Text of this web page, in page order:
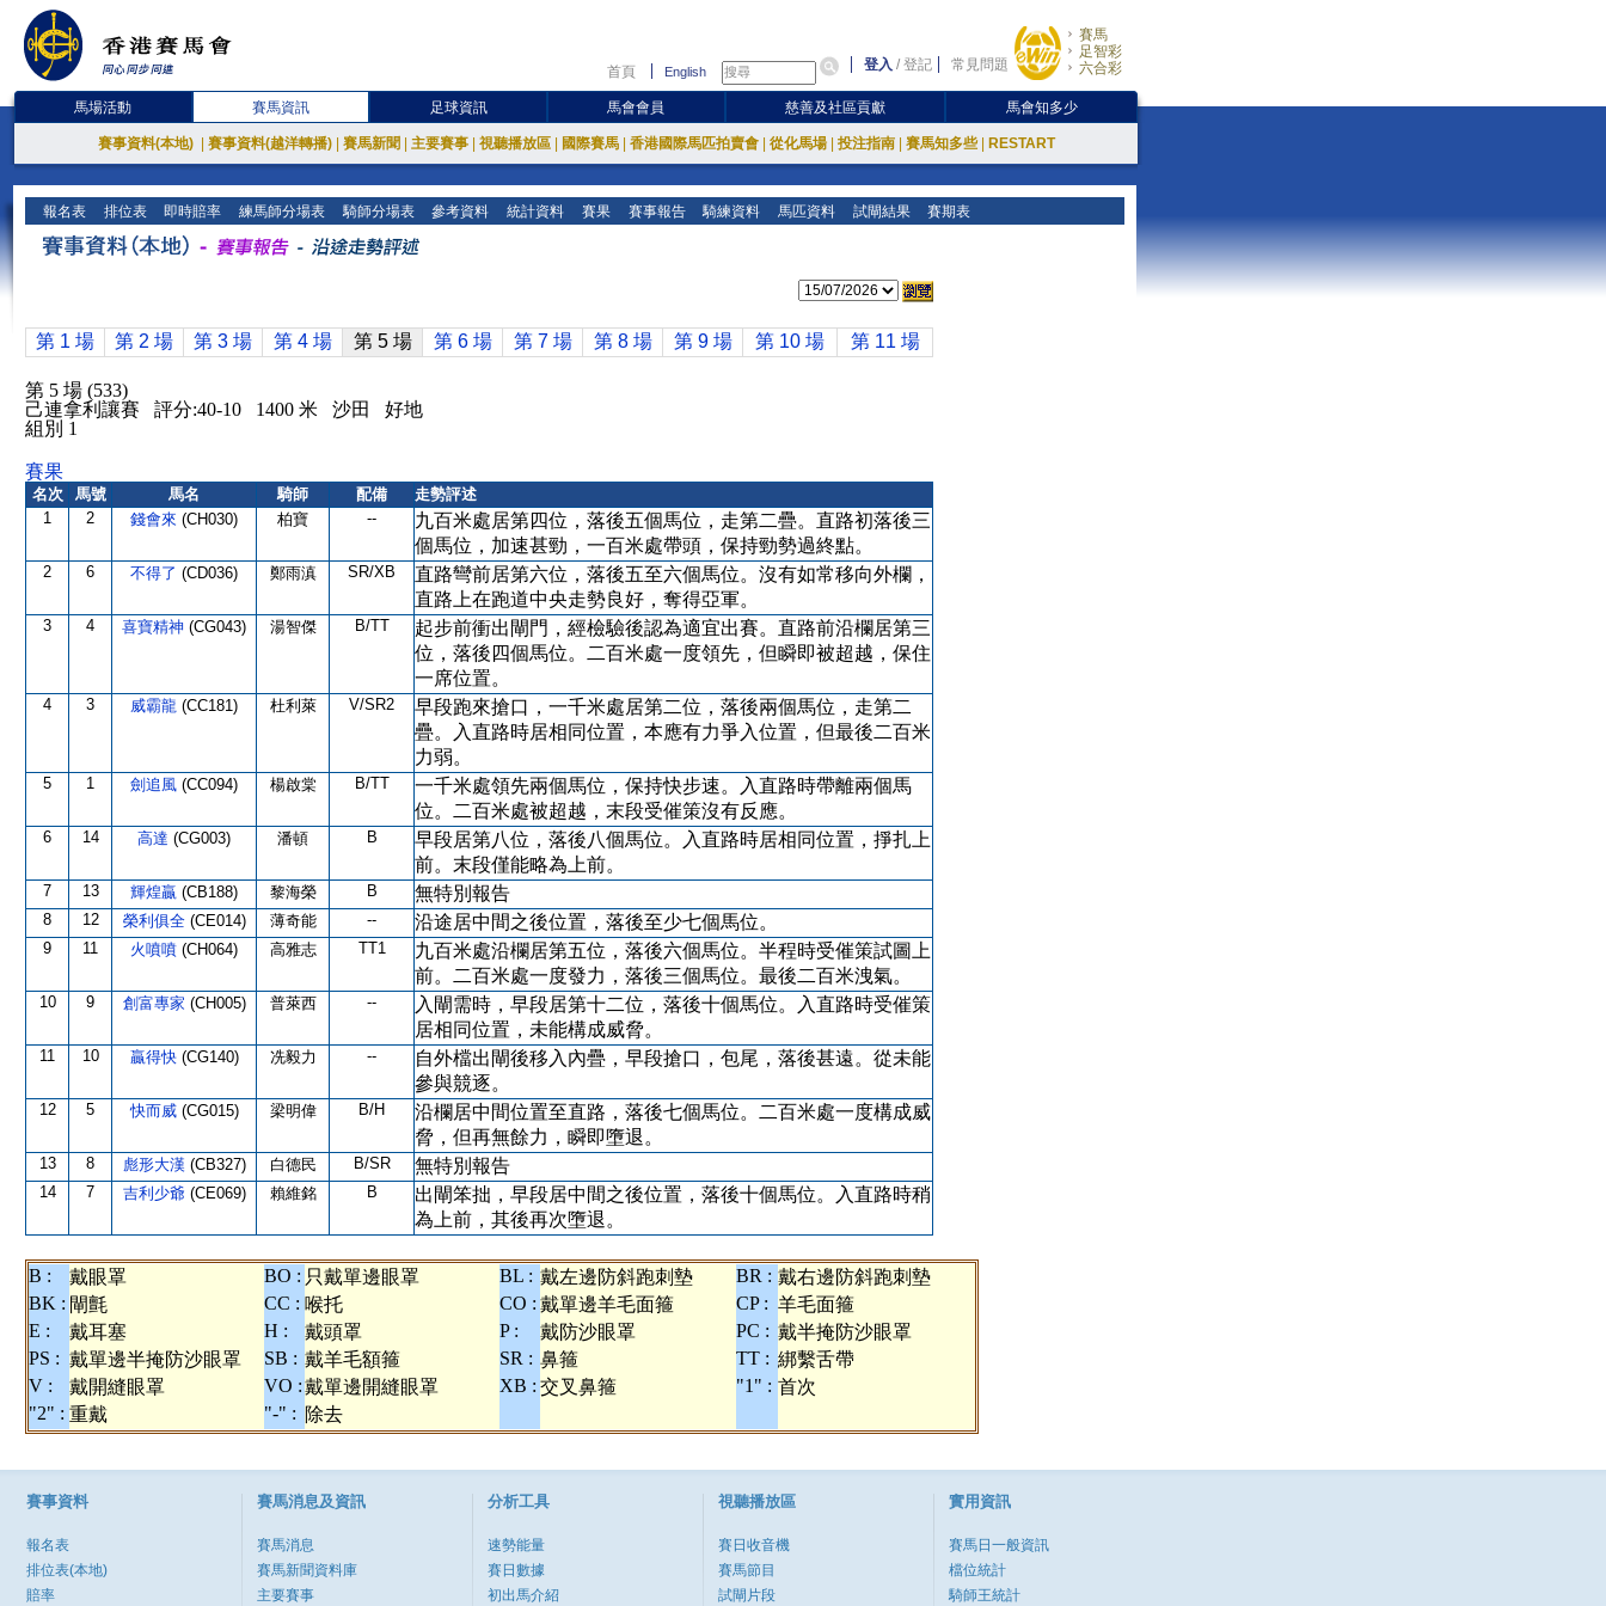
首頁 English 登入 /登記 常見問題
賽馬
足智彩
六合彩
馬場活動 賽馬資訊 足球資訊 馬會會員 慈善及社區貢獻 馬會知多少
賽事資料(本地) 賽事資料(越洋轉播) 賽馬新聞 主要賽事 視聽播放區 國際賽馬 香港國際馬匹拍賣會 從化馬場 投注指南 賽馬知多些 RESTART
報名表 排位表 即時賠率 練馬師分場表 騎師分場表 參考資料 統計資料 賽果 賽事報告 騎練資料 馬匹資料 試閘結果 賽期表
第 1 場 第 2 場 第 3 場 第 4 場 第 5 場 第 6 場 第 7 場 第 8 場 第 9 場 第 10 場 第 11 場
第 5 場 (533)
己連拿利讓賽 評分:40-10 1400 米 沙田 好地
組別 1
賽果
名次 馬號 馬名 騎師 配備
走勢評述
1
2 錢會來 (CH030) 柏寶 --
九百米處居第四位，落後五個馬位，走第二疊。直路初落後三
個馬位，加速甚勁，一百米處帶頭，保持勁勢過終點。
2 6 不得了 (CD036) 鄭雨滇 SR/XB
直路彎前居第六位，落後五至六個馬位。沒有如常移向外欄，
直路上在跑道中央走勢良好，奪得亞軍。
3 4 喜寶精神 (CG043) 湯智傑 B/TT
起步前衝出閘門，經檢驗後認為適宜出賽。直路前沿欄居第三
位，落後四個馬位。二百米處一度領先，但瞬即被超越，保住
一席位置。
4 3 威霸龍 (CC181) 杜利萊 V/SR2
早段跑來搶口，一千米處居第二位，落後兩個馬位，走第二
疊。入直路時居相同位置，本應有力爭入位置，但最後二百米
力弱。
5 1 劍追風 (CC094) 楊啟棠 B/TT
一千米處領先兩個馬位，保持快步速。入直路時帶離兩個馬
位。二百米處被超越，末段受催策沒有反應。
6 14 高達 (CG003) 潘頓 B
早段居第八位，落後八個馬位。入直路時居相同位置，掙扎上
前。末段僅能略為上前。
7 13 輝煌贏 (CB188) 黎海榮 B 無特別報告
8 12 榮利俱全 (CE014) 薄奇能 -- 沿途居中間之後位置，落後至少七個馬位。
9 11 火噴噴 (CH064) 高雅志 TT1
九百米處沿欄居第五位，落後六個馬位。半程時受催策試圖上
前。二百米處一度發力，落後三個馬位。最後二百米洩氣。
10 9 創富專家 (CH005) 普萊西 --
入閘需時，早段居第十二位，落後十個馬位。入直路時受催策
居相同位置，未能構成威脅。
11 10 贏得快 (CG140) 冼毅力 --
自外檔出閘後移入內疊，早段搶口，包尾，落後甚遠。從未能
參與競逐。
12 5 快而威 (CG015) 梁明偉 B/H
沿欄居中間位置至直路，落後七個馬位。二百米處一度構成威
脅，但再無餘力，瞬即墮退。
13 8 彪形大漢 (CB327) 白德民 B/SR 無特別報告
14 7 吉利少爺 (CE069) 賴維銘 B
出閘笨拙，早段居中間之後位置，落後十個馬位。入直路時稍
為上前，其後再次墮退。
B : 戴眼罩 BO : 只戴單邊眼罩 BL : 戴左邊防斜跑刺墊 BR : 戴右邊防斜跑刺墊
BK : 閘氈 CC : 喉托 CO : 戴單邊羊毛面箍 CP : 羊毛面箍
E :
戴耳塞 H : 戴頭罩 P : 戴防沙眼罩 PC : 戴半掩防沙眼罩
PS : 戴單邊半掩防沙眼罩 SB : 戴羊毛額箍 SR : 鼻箍 TT : 綁繫舌帶
V :
戴開縫眼罩 VO :戴單邊開縫眼罩 XB : 交叉鼻箍 "1" : 首次
"2" : 重戴 "-" : 除去
賽事資料
報名表
排位表(本地)
賠率
賽馬消息及資訊
賽馬消息
賽馬新聞資料庫
主要賽事
分析工具
速勢能量
賽日數據
初出馬介紹
視聽播放區
賽日收音機
賽馬節目
試閘片段
實用資訊
賽馬日一般資訊
檔位統計
騎師王統計